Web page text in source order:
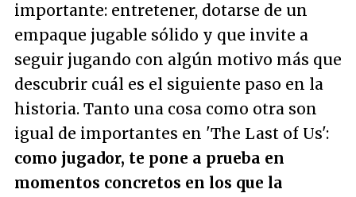
importante: entretener, dotarse de un
empaque jugable sólido y que invite a
seguir jugando con algún motivo más que
descubrir cuál es el siguiente paso en la
historia. Tanto una cosa como otra son
igual de importantes en 'The Last of Us':
como jugador, te pone a prueba en
momentos concretos en los que la